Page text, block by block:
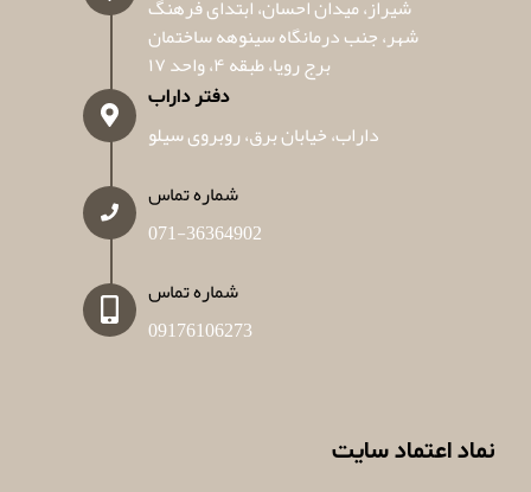
شیراز، میدان احسان، ابتدای فرهنگ
شهر، جنب درمانگاه سینوهه ساختمان
برج رویا، طبقه ۴، واحد ۱۷
دفتر داراب
داراب، خیابان برق، روبروی سیلو
شماره تماس
071-36364902
شماره تماس
09176106273
نماد اعتماد سایت